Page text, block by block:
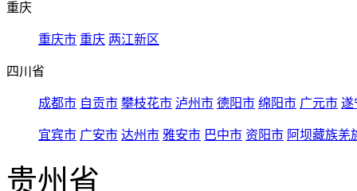
重庆
重庆市 重庆 两江新区
四川省
成都市 自贡市 攀枝花市 泸州市 德阳市 绵阳市 广元市 遂
宜宾市 广安市 达州市 雅安市 巴中市 资阳市 阿坝藏族羌
贵州省